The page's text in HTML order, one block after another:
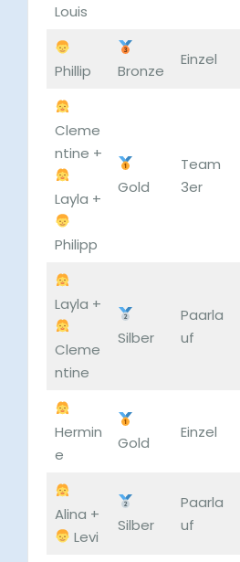
Louis
Phillip Bronze
Einzel
Cleme
ntine +
Layla +
Philipp
Gold
Team
3er
Layla +
Cleme
ntine
Silber
Paarla
uf
Hermin
e
Gold
Einzel
Alina +
Levi
Silber
Paarla
uf